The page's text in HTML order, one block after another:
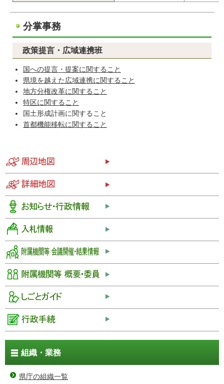
分掌事務
政策提言・広域連携班
国への提言・提案に関すること
県境を越えた広域連携に関すること
地方分権改革に関すること
特区に関すること
国土形成計画に関すること
首都機能移転に関すること
組織・業務
県庁の組織一覧